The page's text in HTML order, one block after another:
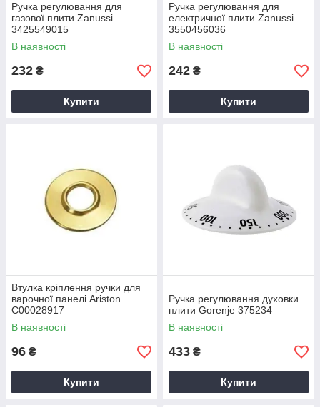
Ручка регулювання для
газової плити Zanussi
3425549015
В наявності
232 ₴
Купити
Ручка регулювання для
електричної плити Zanussi
3550456036
В наявності
242 ₴
Купити
Втулка кріплення ручки для
варочної панелі Ariston
C00028917
В наявності
96 ₴
Купити
Ручка регулювання духовки
плити Gorenje 375234
В наявності
433 ₴
Купити